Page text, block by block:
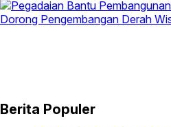
Berita Populer